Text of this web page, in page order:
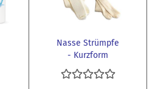
Nasse Strümpfe
- Kurzform
perfekt für
Kinder...